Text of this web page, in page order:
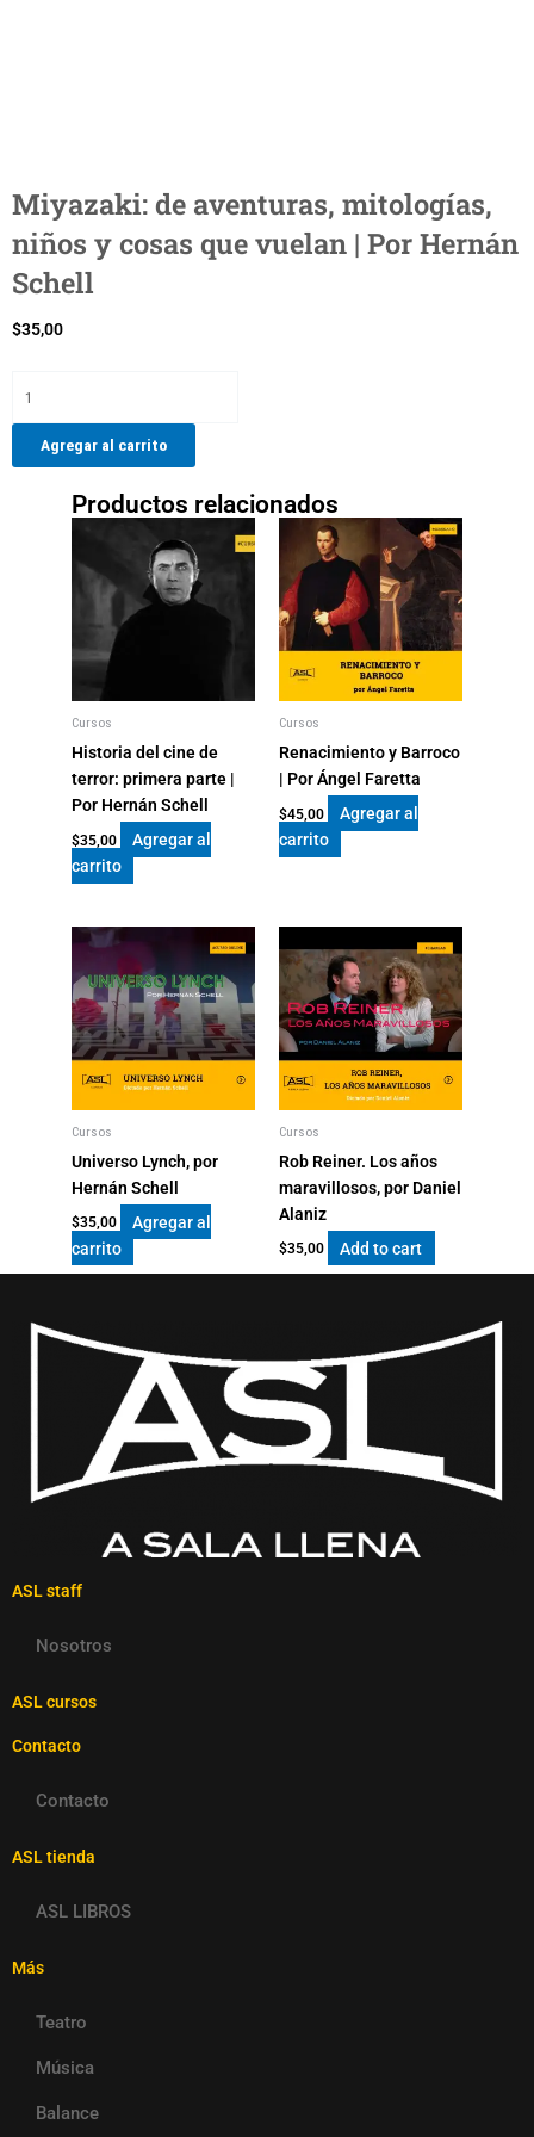
Miyazaki: de aventuras, mitologías,
niños y cosas que vuelan | Por Hernán
Schell
$35,00
mitologías,
Agregar al carrito
Productos relacionados
Cursos
Historia del cine de
terror: primera parte |
Por Hernán Schell
$35,00
Agregar al
carrito
Cursos
Renacimiento y Barroco
| Por Ángel Faretta
$45,00
Agregar al
carrito
Cursos
Universo Lynch, por
Hernán Schell
$35,00
Agregar al
carrito
Cursos
Rob Reiner. Los años
maravillosos, por Daniel
Alaniz
$35,00 Add to cart
ASL staff
Nosotros
ASL cursos
Contacto
Contacto
ASL tienda
ASL LIBROS
Más
Teatro
Música
Balance